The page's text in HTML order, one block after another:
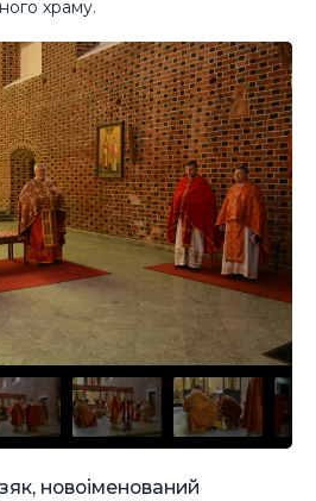
храму.
новоіменований